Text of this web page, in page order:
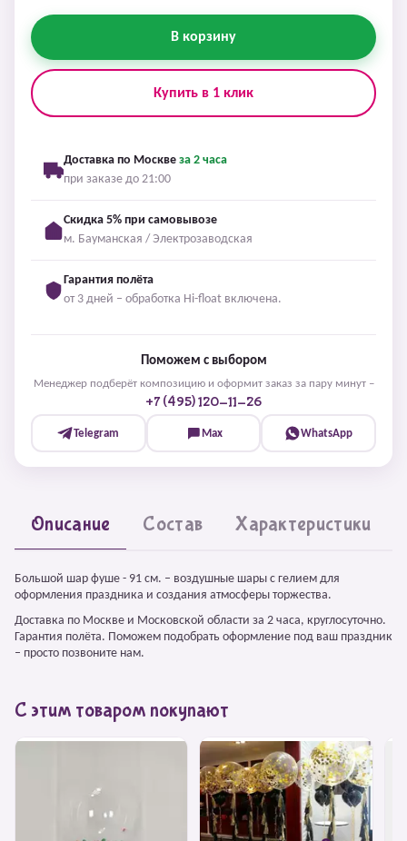
В корзину
Купить в 1 клик
Доставка по Москве за 2 часа
при заказе до 21:00
Скидка 5% при самовывозе
м. Бауманская / Электрозаводская
Гарантия полёта
от 3 дней – обработка Hi-float включена.
Поможем с выбором
Менеджер подберёт композицию и оформит заказ за пару минут –
+7 (495) 120-11-26
Telegram Max WhatsApp
Описание Состав Характеристики
Большой шар фуше - 91 см. – воздушные шары с гелием для
оформления праздника и создания атмосферы торжества.
Доставка по Москве и Московской области за 2 часа, круглосуточно.
Гарантия полёта. Поможем подобрать оформление под ваш праздник
– просто позвоните нам.
С этим товаром покупают